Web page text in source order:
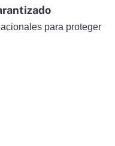
para proteger